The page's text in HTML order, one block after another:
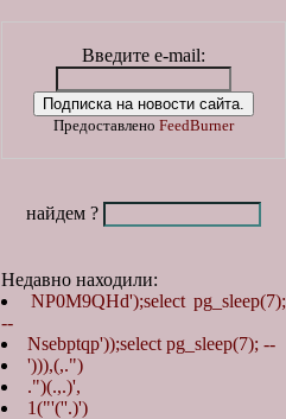
Введите e-mail:
Предоставлено FeedBurner
найдем ?
Недавно находили:
NP0M9QHd');select pg_sleep(7);
--
Nsebptqp'));select pg_sleep(7); --
'))),(,.")
.")(.,.)',
1("'(''.)')